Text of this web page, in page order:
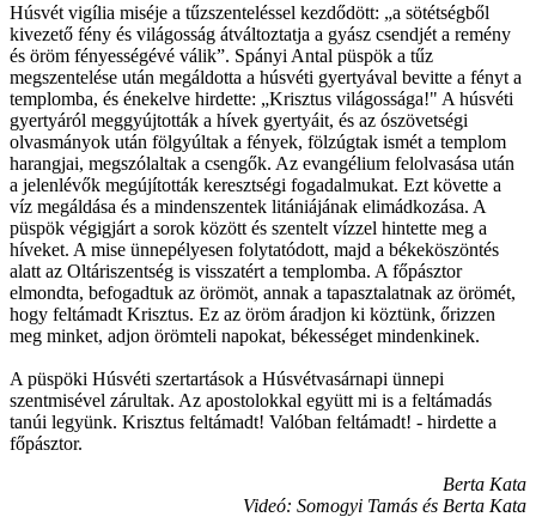
Húsvét vigília miséje a tűzszenteléssel kezdődött: „a sötétségből
kivezető fény és világosság átváltoztatja a gyász csendjét a remény
és öröm fényességévé válik”. Spányi Antal püspök a tűz
megszentelése után megáldotta a húsvéti gyertyával bevitte a fényt a
templomba, és énekelve hirdette: „Krisztus világossága!" A húsvéti
gyertyáról meggyújtották a hívek gyertyáit, és az ószövetségi
olvasmányok után fölgyúltak a fények, fölzúgtak ismét a templom
harangjai, megszólaltak a csengők. Az evangélium felolvasása után
a jelenlévők megújították keresztségi fogadalmukat. Ezt követte a
víz megáldása és a mindenszentek litániájának elimádkozása. A
püspök végigjárt a sorok között és szentelt vízzel hintette meg a
híveket. A mise ünnepélyesen folytatódott, majd a békeköszöntés
alatt az Oltáriszentség is visszatért a templomba. A főpásztor
elmondta, befogadtuk az örömöt, annak a tapasztalatnak az örömét,
hogy feltámadt Krisztus. Ez az öröm áradjon ki köztünk, őrizzen
meg minket, adjon örömteli napokat, békességet mindenkinek.
A püspöki Húsvéti szertartások a Húsvétvasárnapi ünnepi
szentmisével zárultak. Az apostolokkal együtt mi is a feltámadás
tanúi legyünk. Krisztus feltámadt! Valóban feltámadt! - hirdette a
főpásztor.
Berta Kata
Videó: Somogyi Tamás és Berta Kata